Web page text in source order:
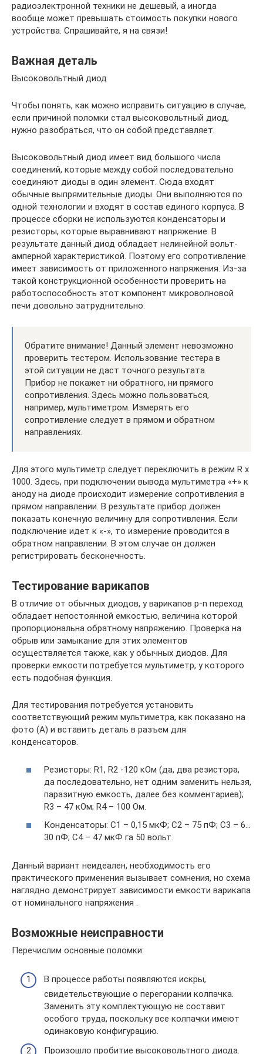
радиоэлектронной техники не дешевый, а иногда
вообще может превышать стоимость покупки нового
устройства. Спрашивайте, я на связи!
Важная деталь
Высоковольтный диод
Чтобы понять, как можно исправить ситуацию в случае,
если причиной поломки стал высоковольтный диод,
нужно разобраться, что он собой представляет.
Высоковольтный диод имеет вид большого числа
соединений, которые между собой последовательно
соединяют диоды в один элемент. Сюда входят
обычные выпрямительные диоды. Они выполняются по
одной технологии и входят в состав единого корпуса. В
процессе сборки не используются конденсаторы и
резисторы, которые выравнивают напряжение. В
результате данный диод обладает нелинейной вольт-
амперной характеристикой. Поэтому его сопротивление
имеет зависимость от приложенного напряжения. Из-за
такой конструкционной особенности проверить на
работоспособность этот компонент микроволновой
печи довольно затруднительно.
Обратите внимание! Данный элемент невозможно
проверить тестером. Использование тестера в
этой ситуации не даст точного результата.
Прибор не покажет ни обратного, ни прямого
сопротивления. Здесь можно пользоваться,
например, мультиметром. Измерять его
сопротивление следует в прямом и обратном
направлениях.
Для этого мультиметр следует переключить в режим R x
1000. Здесь, при подключении вывода мультиметра «+» к
аноду на диоде происходит измерение сопротивления в
прямом направлении. В результате прибор должен
показать конечную величину для сопротивления. Если
подключение идет к «-», то измерение проводится в
обратном направлении. В этом случае он должен
регистрировать бесконечность.
Тестирование варикапов
В отличие от обычных диодов, у варикапов p-n переход
обладает непостоянной емкостью, величина которой
пропорциональна обратному напряжению. Проверка на
обрыв или замыкание для этих элементов
осуществляется также, как у обычных диодов. Для
проверки емкости потребуется мультиметр, у которого
есть подобная функция.
Для тестирования потребуется установить
соответствующий режим мультиметра, как показано на
фото (А) и вставить деталь в разъем для
конденсаторов.
Резисторы: R1, R2 -120 кОм (да, два резистора,
да последовательно, нет одним заменить нельзя,
паразитную емкость, далее без комментариев);
R3 – 47 кОм; R4 – 100 Ом.
Конденсаторы: С1 – 0,15 мкФ; С2 – 75 пФ; С3 – 6…
30 пФ; С4 – 47 мкФ га 50 вольт.
Данный вариант неидеален, необходимость его
практического применения вызывает сомнения, но схема
наглядно демонстрирует зависимости емкости варикапа
от номинального напряжения .
Возможные неисправности
Перечислим основные поломки:
В процессе работы появляются искры,
свидетельствующие о перегорании колпачка.
Заменить эту комплектующую не составит
особого труда, поскольку все колпачки имеют
одинаковую конфигурацию.
Произошло пробитие высоковольтного диода.